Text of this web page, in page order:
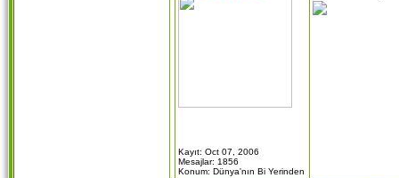
Kayıt: Oct 07, 2006
Mesajlar: 1856
Konum: Dünya'nın Bi Yerinden